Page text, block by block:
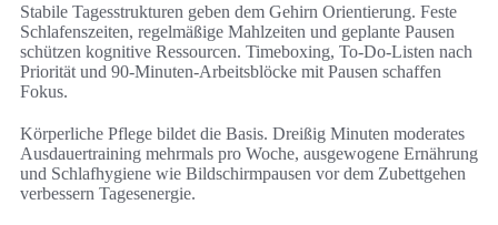
Stabile Tagesstrukturen geben dem Gehirn Orientierung. Feste
Schlafenszeiten, regelmäßige Mahlzeiten und geplante Pausen
schützen kognitive Ressourcen. Timeboxing, To‑Do-Listen nach
Priorität und 90‑Minuten‑Arbeitsblöcke mit Pausen schaffen
Fokus.
Körperliche Pflege bildet die Basis. Dreißig Minuten moderates
Ausdauertraining mehrmals pro Woche, ausgewogene Ernährung
und Schlafhygiene wie Bildschirmpausen vor dem Zubettgehen
verbessern Tagesenergie.